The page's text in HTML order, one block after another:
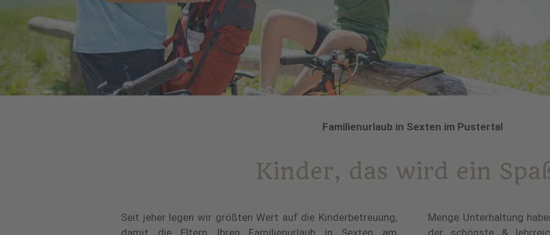
Familienurlaub in Sexten im Pustertal
Kinder, das wird ein
Seit jeher legen wir größten Wert auf die Kinderbetreuung,
damit die Eltern Ihren Familienurlaub in Sexten am
Menge Unterhaltung haben. Die Natur, zum Greifen nah, ist
der schönste & lehrreichste Spielplatz. Am Kreuzberg